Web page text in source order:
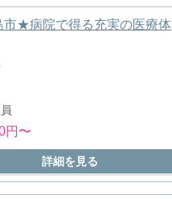
市★病院で得る充実の医療体
円〜
詳細を見る